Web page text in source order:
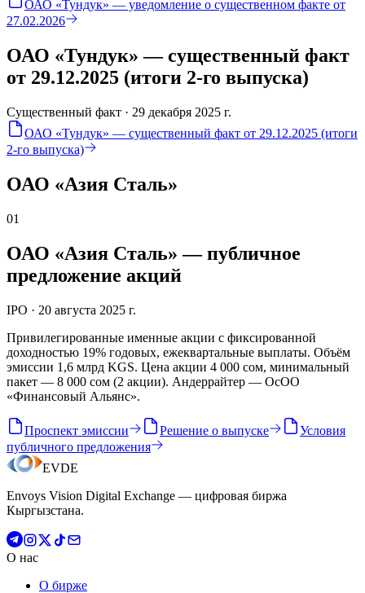
ОАО «Тундук» — уведомление о существенном факте от
27.02.2026
ОАО «Тундук» — существенный факт
от 29.12.2025 (итоги 2-го выпуска)
Существенный факт · 29 декабря 2025 г.
ОАО «Тундук» — существенный факт от 29.12.2025 (итоги
2-го выпуска)
ОАО «Азия Сталь»
01
ОАО «Азия Сталь» — публичное
предложение акций
IPO · 20 августа 2025 г.
Привилегированные именные акции с фиксированной
доходностью 19% годовых, ежеквартальные выплаты. Объём
эмиссии 1,6 млрд KGS. Цена акции 4 000 сом, минимальный
пакет — 8 000 сом (2 акции). Андеррайтер — ОсОО
«Финансовый Альянс».
Проспект эмиссии Решение о выпуске
Условия
публичного предложения
EVDE
Envoys Vision Digital Exchange — цифровая биржа
Кыргызстана.
О нас
О бирже